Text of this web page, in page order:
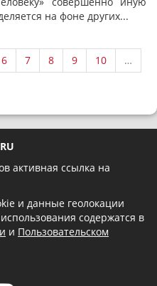
на фоне других...
6 7 8 9 10
…
активная ссылка на
и данные геолокации
содержатся в
и Пользовательском